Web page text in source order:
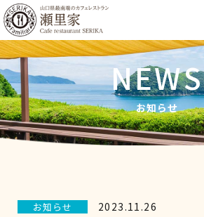
NEWS
お知らせ
お知らせ
2023.11.26